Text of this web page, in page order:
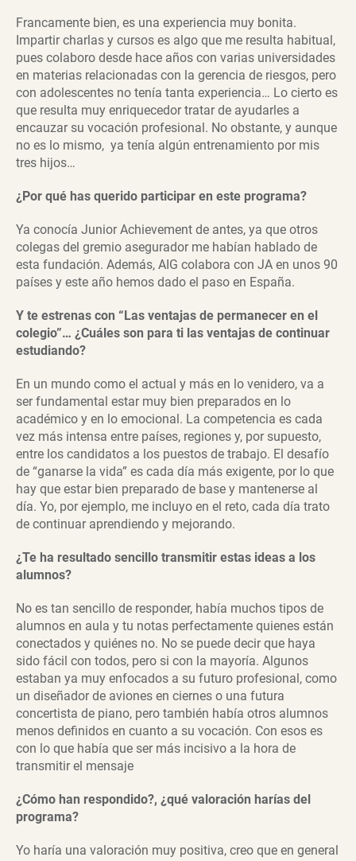
Francamente bien, es una experiencia muy bonita.
Impartir charlas y cursos es algo que me resulta habitual,
pues colaboro desde hace años con varias universidades
en materias relacionadas con la gerencia de riesgos, pero
con adolescentes no tenía tanta experiencia… Lo cierto es
que resulta muy enriquecedor tratar de ayudarles a
encauzar su vocación profesional. No obstante, y aunque
no es lo mismo, ya tenía algún entrenamiento por mis
tres hijos…
¿Por qué has querido participar en este programa?
Ya conocía Junior Achievement de antes, ya que otros
colegas del gremio asegurador me habían hablado de
esta fundación. Además, AIG colabora con JA en unos 90
países y este año hemos dado el paso en España.
Y te estrenas con “Las ventajas de permanecer en el
colegio”… ¿Cuáles son para ti las ventajas de continuar
estudiando?
En un mundo como el actual y más en lo venidero, va a
ser fundamental estar muy bien preparados en lo
académico y en lo emocional. La competencia es cada
vez más intensa entre países, regiones y, por supuesto,
entre los candidatos a los puestos de trabajo. El desafío
de “ganarse la vida” es cada día más exigente, por lo que
hay que estar bien preparado de base y mantenerse al
día. Yo, por ejemplo, me incluyo en el reto, cada día trato
de continuar aprendiendo y mejorando.
¿Te ha resultado sencillo transmitir estas ideas a los
alumnos?
No es tan sencillo de responder, había muchos tipos de
alumnos en aula y tu notas perfectamente quienes están
conectados y quiénes no. No se puede decir que haya
sido fácil con todos, pero si con la mayoría. Algunos
estaban ya muy enfocados a su futuro profesional, como
un diseñador de aviones en ciernes o una futura
concertista de piano, pero también había otros alumnos
menos definidos en cuanto a su vocación. Con esos es
con lo que había que ser más incisivo a la hora de
transmitir el mensaje
¿Cómo han respondido?, ¿qué valoración harías del
programa?
Yo haría una valoración muy positiva, creo que en general